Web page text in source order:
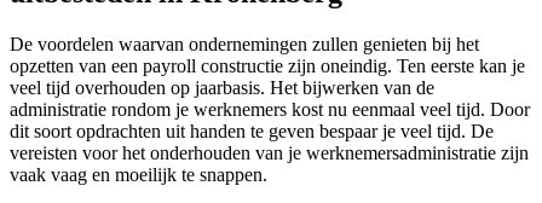
De voordelen waarvan ondernemingen zullen genieten bij het
opzetten van een payroll constructie zijn oneindig. Ten eerste kan je
veel tijd overhouden op jaarbasis. Het bijwerken van de
administratie rondom je werknemers kost nu eenmaal veel tijd. Door
dit soort opdrachten uit handen te geven bespaar je veel tijd. De
vereisten voor het onderhouden van je werknemersadministratie zijn
vaak vaag en moeilijk te snappen.